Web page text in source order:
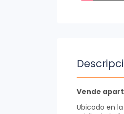
Vende
Ubicado en